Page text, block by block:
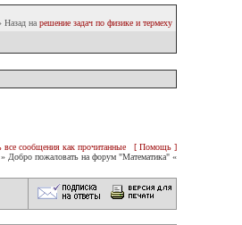
Назад на решение задач по физике и термеху
все сообщения как прочитанные
[ Помощь ]
» Добро пожаловать на форум "Математика" «